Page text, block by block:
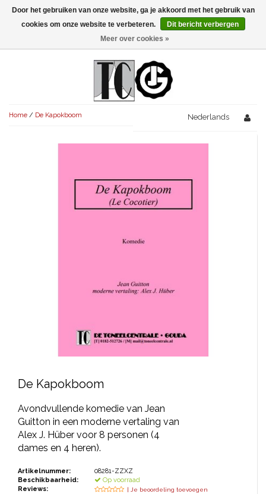
Menu
AVONDVULLEND (+75')
KORT (-30')
AVONDVULLEND (+75')
OVERIG (30'-75')
AVONDVULLEND (+75')
SPEKTAKELSTUKKEN
THEATERBOEKEN
SKETCHES
Home / De Kapokboom Nederlands
De Kapokboom
Avondvullende komedie van Jean
Guitton in een moderne vertaling van
Alex J. Hüber voor 8 personen (4
dames en 4 heren).
Artikelnummer:
08281-ZZXZ
Beschikbaarheid:
Op voorraad
Reviews:
| Je beoordeling toevoegen
Door het gebruiken van onze website, ga je akkoord met het gebruik van
cookies om onze website te verbeteren.
Dit bericht verbergen
Meer over cookies »